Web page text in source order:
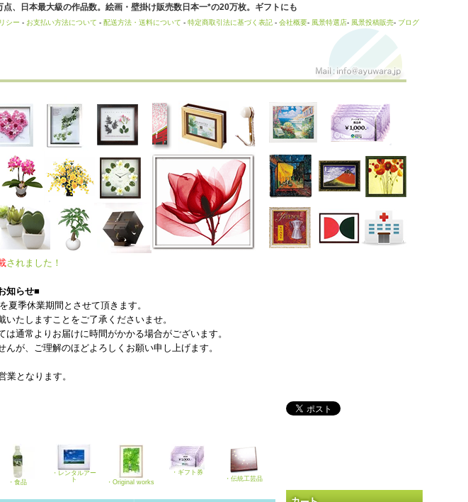
、日本最大級の作品数。絵画・壁掛け販売数日本一*の20万枚。ギフトにも
シー - お支払い方法について - 配送方法・送料について - 特定商取引法に基づく表記 - 会社概要- 風景特選店- 風景投稿販売- ブログ
されました！
知らせ■
夏季休業期間とさせて頂きます。
たしますことをご了承くださいませ。
通常よりお届けに時間がかかる場合がございます。
が、ご理解のほどよろしくお願い申し上げます。
業となります。
・食品
・レンタルアー
ト
・Original works
・ギフト券
・伝統工芸品